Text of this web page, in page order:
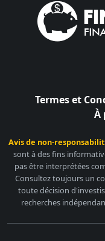
Termes et
À
Avis de non-
sont à des fins
pas être interprétées
Consultez toujours un
toute décision
recherches